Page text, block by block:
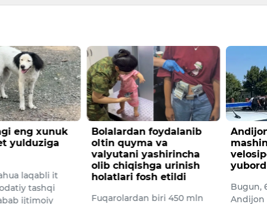
foydalanib
va
etildi
biri 450 mln
Andijonda yuk
mashinasi
velosipedchini urib
yubordi
Andijon shahrining